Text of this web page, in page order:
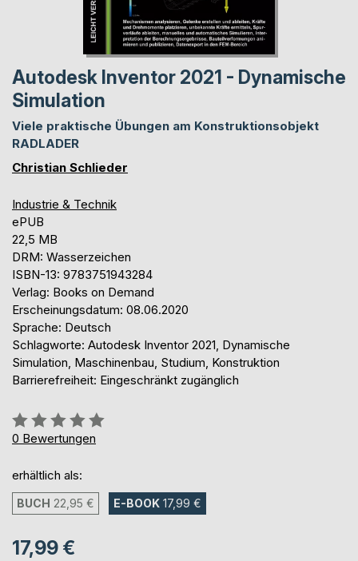
Autodesk Inventor 2021 - Dynamische
Simulation
Viele praktische Übungen am Konstruktionsobjekt
RADLADER
Christian Schlieder
Industrie & Technik
ePUB
22,5 MB
DRM: Wasserzeichen
ISBN-13: 9783751943284
Verlag: Books on Demand
Erscheinungsdatum: 08.06.2020
Sprache: Deutsch
Schlagworte: Autodesk Inventor 2021, Dynamische
Simulation, Maschinenbau, Studium, Konstruktion
Barrierefreiheit: Eingeschränkt zugänglich
Bewertung::
0%
0 Bewertungen
erhältlich als:
BUCH 22,95 € E-BOOK 17,99 €
17,99 €